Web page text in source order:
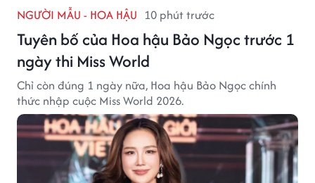
NGƯỜI MẪU - HOA HẬU 10 phút trước
Tuyên bố của Hoa hậu Bảo Ngọc trước 1
ngày thi Miss World
Chỉ còn đúng 1 ngày nữa, Hoa hậu Bảo Ngọc chính
thức nhập cuộc Miss World 2026.